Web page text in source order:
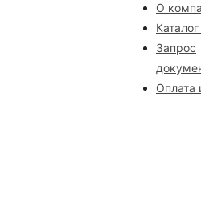
О
Запрос
Оплата